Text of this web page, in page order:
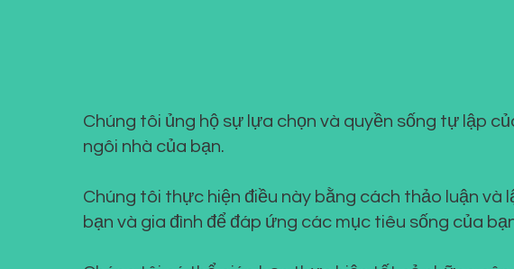
Chúng tôi ủng hộ sự lựa chọn và quyền sống tự lập
ngôi nhà của bạn.
Chúng tôi thực hiện điều này bằng cách thảo luận và
bạn và gia đình để đáp ứng các mục tiêu sống của